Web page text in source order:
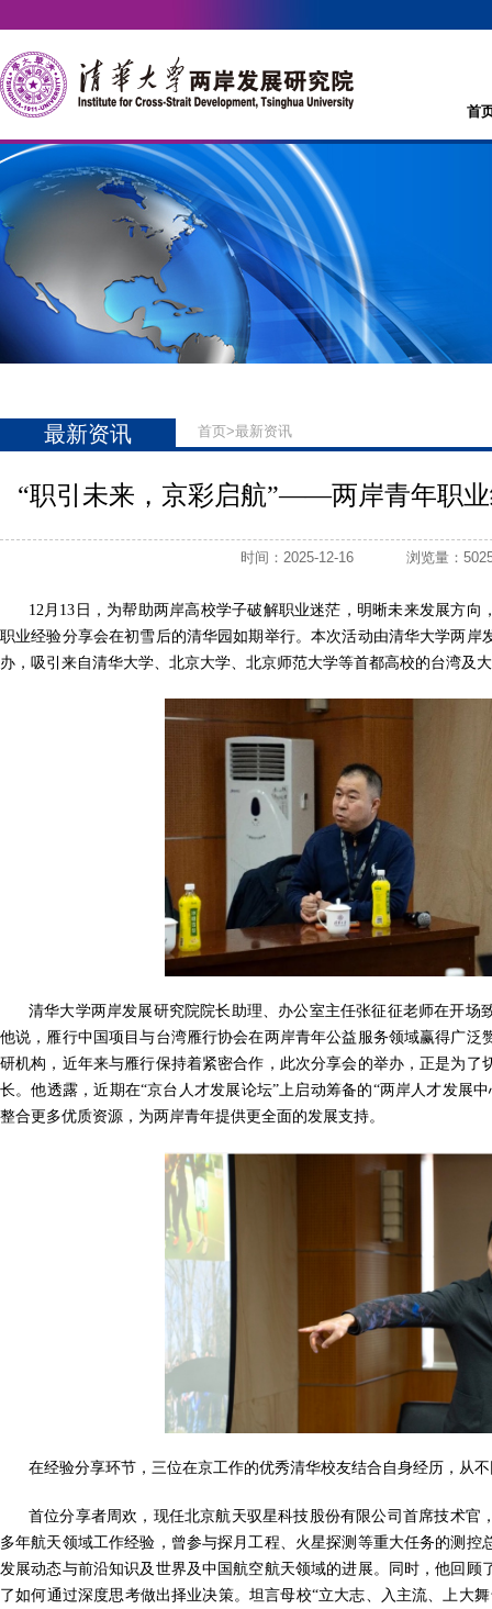
首
最新资讯 首页>最新资讯
“职引未来，京彩启航”——两岸青年职
时间：2025-12-16 浏览量
12月13日，为帮助两岸高校学子破解职业迷茫，明晰未来发展方
职业经验分享会在初雪后的清华园如期举行。本次活动由清华大学两
办，吸引来自清华大学、北京大学、北京师范大学等首都高校的台湾及
清华大学两岸发展研究院院长助理、办公室主任张征征老师在开场
他说，雁行中国项目与台湾雁行协会在两岸青年公益服务领域赢得广
研机构，近年来与雁行保持着紧密合作，此次分享会的举办，正是为
长。他透露，近期在“京台人才发展论坛”上启动筹备的“两岸人才发展
整合更多优质资源，为两岸青年提供更全面的发展支持。
在经验分享环节，三位在京工作的优秀清华校友结合自身经历，从
首位分享者周欢，现任北京航天驭星科技股份有限公司首席技术官
多年航天领域工作经验，曾参与探月工程、火星探测等重大任务的测
发展动态与前沿知识及世界及中国航空航天领域的进展。同时，他回
了如何通过深度思考做出择业决策。坦言母校“立大志、入主流、上大